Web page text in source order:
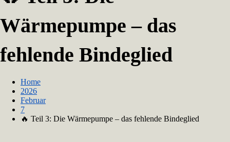
Wärmepumpe – das
fehlende Bindeglied
Home
2026
Februar
7
🔥 Teil 3: Die Wärmepumpe – das fehlende Bindeglied